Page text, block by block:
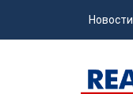
Новости